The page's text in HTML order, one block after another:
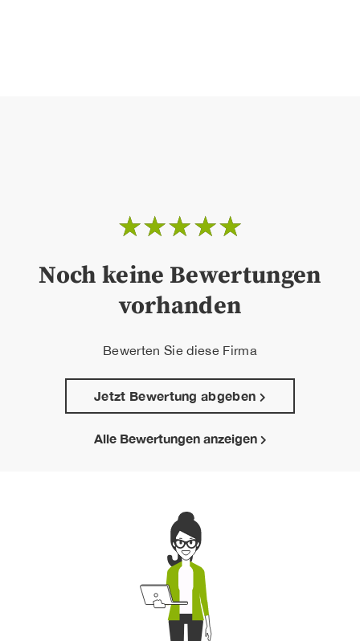
☆☆☆☆☆
Noch keine Bewertungen
vorhanden
Bewerten Sie diese Firma
Jetzt Bewertung abgeben
Alle Bewertungen anzeigen